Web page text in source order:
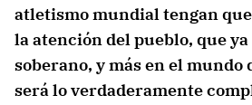
atletismo mundial tengan
la atención del pueblo, que ya
soberano, y más en el mundo
será lo verdaderamente